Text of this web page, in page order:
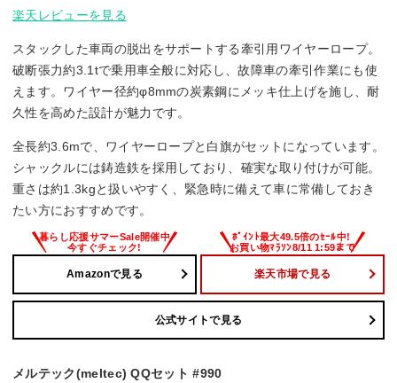
楽天レビューを見る
スタックした車両の脱出をサポートする牽引用ワイヤーロープ。
破断張力約3.1tで乗用車全般に対応し、故障車の牽引作業にも使
えます。ワイヤー径約φ8mmの炭素鋼にメッキ仕上げを施し、耐
久性を高めた設計が魅力です。
全長約3.6mで、ワイヤーロープと白旗がセットになっています。
シャックルには鋳造鉄を採用しており、確実な取り付けが可能。
重さは約1.3kgと扱いやすく、緊急時に備えて車に常備しておき
たい方におすすめです。
Amazonで見る 楽天市場で見る
公式サイトで見る
メルテック(meltec) QQセット #990